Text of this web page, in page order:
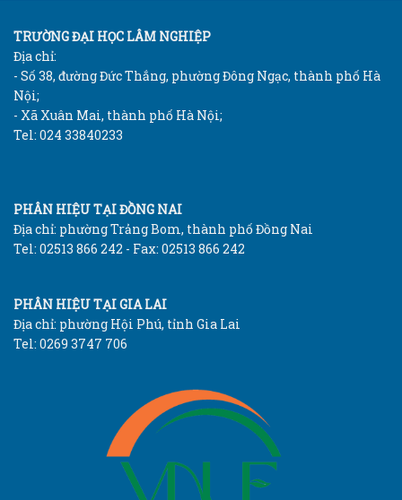
TRƯỜNG ĐẠI HỌC LÂM NGHIỆP
Địa chỉ:
- Số 38, đường Đức Thắng, phường Đông Ngạc, thành phố Hà
Nội;
- Xã Xuân Mai, thành phố Hà Nội;
Tel: 024 33840233
PHÂN HIỆU TẠI ĐỒNG NAI
Địa chỉ: phường Trảng Bom, thành phố Đồng Nai
Tel: 02513 866 242 - Fax: 02513 866 242
PHÂN HIỆU TẠI GIA LAI
Địa chỉ: phường Hội Phú, tỉnh Gia Lai
Tel: 0269 3747 706